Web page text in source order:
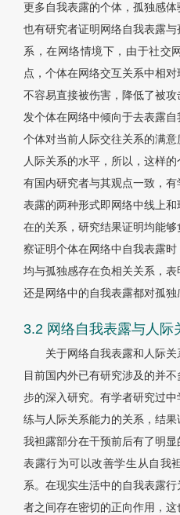
更多自我表露的个体，孤独感体
也有研究者证明网络自我表露
系，在网络情境下，由于社交
点，个体在网络交互关系中相
不容易直接被伤害，降低了被攻
发个体在网络中倾向于去表露
个体对当前人际交往关系的满
人际关系的水平，所以，这样
有国内研究者与其观点一致，
表露的两种形式即网络中线上
在的关系，研究结果证明均能
察证明个体在网络中自我表露
均与孤独感存在负相关关系，表
还是网络中的自我表露都对孤独
3.2 网络自我表露与人际
关于网络自我表露和人际关
目前国内外已有研究涉及的并
步的深入研究。有学者研究过
练与人际关系能力的关系，结
我袒露部分在干预前后有了明
表露行为可以改善学生从自我
系。在现实生活中的自我表露
者之间存在密切的正向作用，